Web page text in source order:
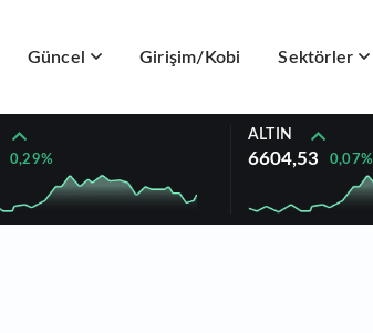
Güncel Girişim/Kobi Sektörler
0,29%
ALTIN
6604,53 0,07%